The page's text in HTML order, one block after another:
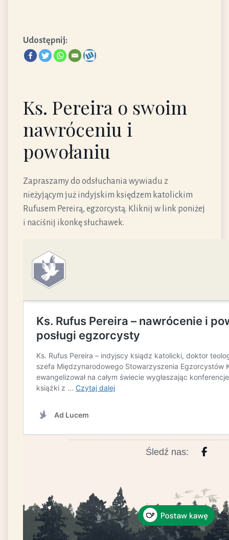
Udostępnij:
Ks. Pereira o swoim
nawróceniu i
powołaniu
Zapraszamy do odsłuchania wywiadu z
nieżyjącym już indyjskim księdzem katolickim
Rufusem Pereirą, egzorcystą. Kliknij w link poniżej
i naciśnij ikonkę słuchawek.